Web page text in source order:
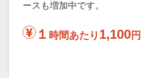
ースも増加中です。
１ 時間あたり 1,100円